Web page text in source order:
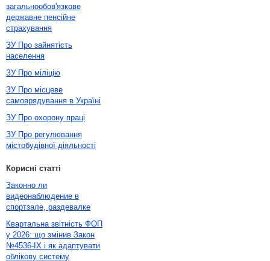
загальнообов'язкове
державне пенсійне
страхування
ЗУ Про зайнятість
населення
ЗУ Про міліцію
ЗУ Про місцеве
самоврядування в Україні
ЗУ Про охорону праці
ЗУ Про регулювання
містобудівної діяльності
Корисні статті
Законно ли
видеонаблюдение в
спортзале, раздевалке
Квартальна звітність ФОП
у 2026: що змінив Закон
№4536-IX і як адаптувати
облікову систему